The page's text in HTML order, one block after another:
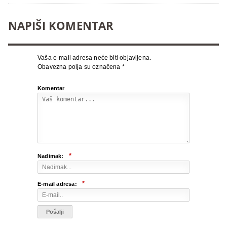
NAPIŠI KOMENTAR
Vaša e-mail adresa neće biti objavljena.
Obavezna polja su označena *
Komentar
Nadimak: *
E-mail adresa: *